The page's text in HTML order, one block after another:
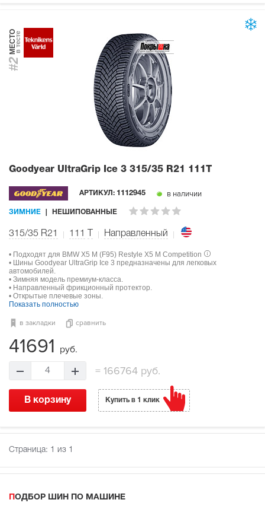
#2
МЕСТОв тесте
Goodyear UltraGrip Ice 3 315/35 R21 111T
АРТИКУЛ: 1112945 в наличии
ЗИМНИЕ НЕШИПОВАННЫЕ
315/35 R21 111 Направленный
• Подходят для BMW X5 M (F95) Restyle X5 M Competition
• Шины Goodyear UltraGrip Ice 3 предназначены для легковых
автомобилей.
• Зимняя модель премиум-класса.
• Направленный фрикционный протектор.
• Открытые плечевые зоны.
Показать полностью
в закладки сравнить
41691 руб.
4 =166764 руб.
В корзину Купить в 1 клик
Страница: 1 из 1
ПОДБОР ШИН ПО МАШИНЕ